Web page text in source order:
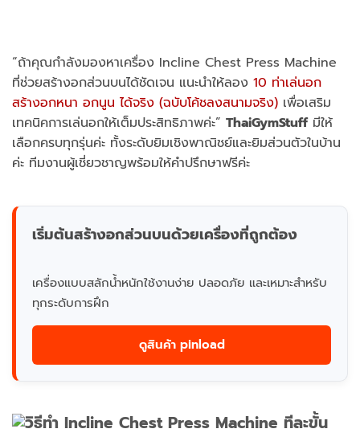
“ถ้าคุณกำลังมองหาเครื่อง Incline Chest Press Machine
ที่ช่วยสร้างอกส่วนบนได้ชัดเจน แนะนำให้ลอง 10 ท่าเล่นอก
สร้างอกหนา อกนูน ได้จริง (ฉบับโค้ชลงสนามจริง) เพื่อเสริม
เทคนิคการเล่นอกให้เต็มประสิทธิภาพค่ะ” ThaiGymStuffมีให้
เลือกครบทุกรุ่นค่ะ ทั้งระดับยิมเชิงพาณิชย์และยิมส่วนตัวในบ้าน
ค่ะ ทีมงานผู้เชี่ยวชาญพร้อมให้คำปรึกษาฟรีค่ะ
เริ่มต้นสร้างอกส่วนบนด้วยเครื่องที่ถูกต้อง
เครื่องแบบสลักน้ำหนักใช้งานง่าย ปลอดภัย และเหมาะสำหรับ
ทุกระดับการฝึก
ดูสินค้า pinload